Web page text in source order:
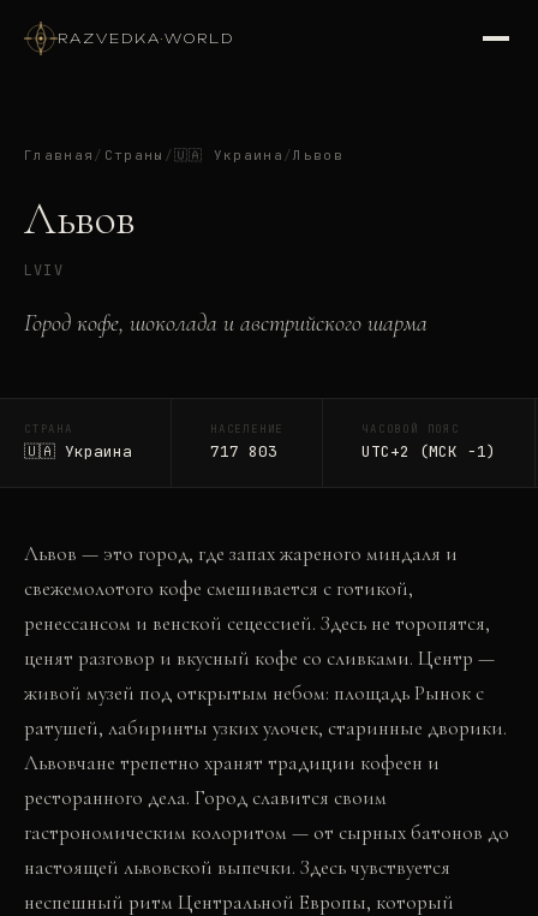
RAZVEDKA·WORLD
Главная / Страны /🇺🇦 Украина /Львов
Львов
LVIV
Город кофе, шоколада и австрийского шарма
СТРАНА
🇺🇦 Украина
НАСЕЛЕНИЕ
717 803
ЧАСОВОЙ ПОЯС
UTC+2 (МСК −1)
Львов — это город, где запах жареного миндаля и
свежемолотого кофе смешивается с готикой,
ренессансом и венской сецессией. Здесь не торопятся,
ценят разговор и вкусный кофе со сливками. Центр —
живой музей под открытым небом: площадь Рынок с
ратушей, лабиринты узких улочек, старинные дворики.
Львовчане трепетно хранят традиции кофеен и
ресторанного дела. Город славится своим
гастрономическим колоритом — от сырных батонов до
настоящей львовской выпечки. Здесь чувствуется
неспешный ритм Центральной Европы, который